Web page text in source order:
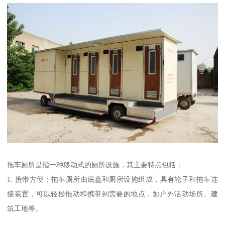
拖车厕所是指一种移动式的厕所设施，其主要特点包括：
1. 携带方便：拖车厕所由底盘和厕所设施组成，具有轮子和拖车连
接装置，可以轻松拖动和携带到需要的地点，如户外活动场所、建
筑工地等。